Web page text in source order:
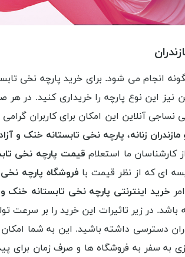
انجام می شود. برای خرید پارچه نخی
نیز این نوع پارچه را خریداری کنید.
آنلاین این امکان برای کاربران گرامی
زنانه، پارچه نخی تابستانه خنک و
کارشناسان ما استعلام قیمت پارچه نخی
ای که از نظر قیمت با فروشگاه پارچه
خرید اینترنتی پارچه نخی تابستانه خنک و
باشد. در زیر تاثیرات این خرید را بر
دسترسی داشته باشید. این به شما امکان
به سفر به فروشگاه ها و صرف زمان برای